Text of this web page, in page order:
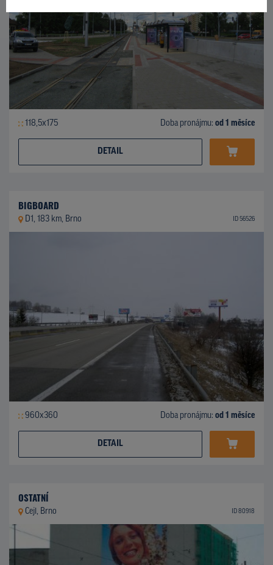
118,5x175 Doba pronájmu: od 1 měsíce
DETAIL
BIGBOARD
D1, 183 km, Brno ID 56526
960x360 Doba pronájmu: od 1 měsíce
DETAIL
OSTATNÍ
Cejl, Brno ID 80918